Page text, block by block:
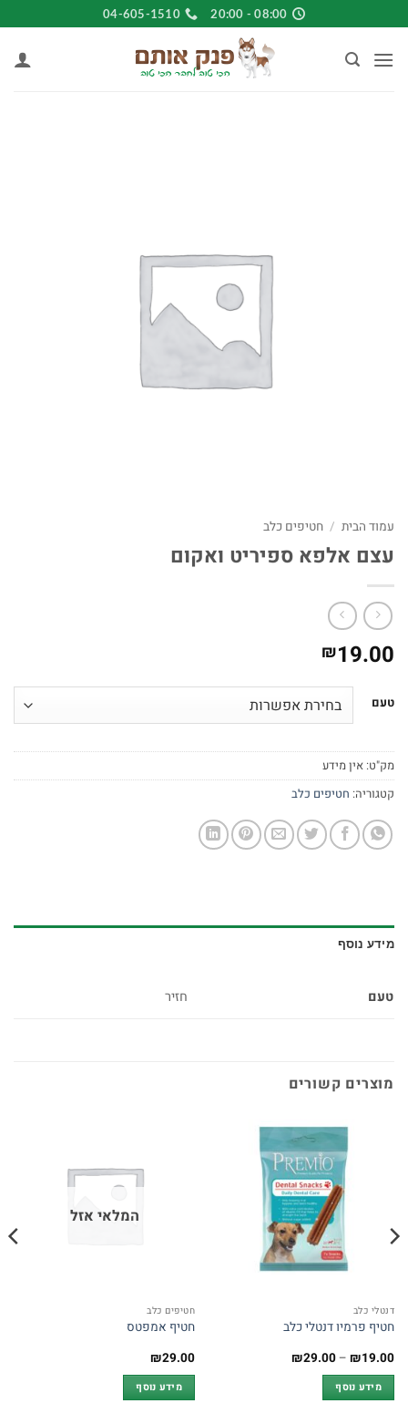
to
content
08:00 - 20:00
04-605-1510
עמוד הבית / חטיפים כלב
עצם אלפא ספיריט ואקום
₪19.00
טעם
מק"ט: אין מידע
קטגוריה: חטיפים כלב
מידע נוסף
טעם חזיר
מוצרים קשורים
דנטלי כלב
חטיף פרמיו דנטלי כלב
₪19.00
–
₪29.00 טווח
מידע נוסף
המלאי אזל
חטיפים כלב
חטיף אמפטס
₪29.00
מידע נוסף